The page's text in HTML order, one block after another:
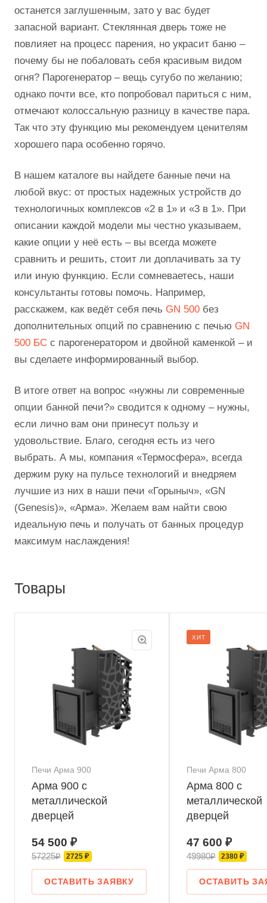
останется заглушенным, зато у вас будет
запасной вариант. Стеклянная дверь тоже не
повлияет на процесс парения, но украсит баню –
почему бы не побаловать себя красивым видом
огня? Парогенератор – вещь сугубо по желанию;
однако почти все, кто попробовал париться с ним,
отмечают колоссальную разницу в качестве пара.
Так что эту функцию мы рекомендуем ценителям
хорошего пара особенно горячо.
В нашем каталоге вы найдете банные печи на
любой вкус: от простых надежных устройств до
технологичных комплексов «2 в 1» и «3 в 1». При
описании каждой модели мы честно указываем,
какие опции у неё есть – вы всегда можете
сравнить и решить, стоит ли доплачивать за ту
или иную функцию. Если сомневаетесь, наши
консультанты готовы помочь. Например,
расскажем, как ведёт себя печь GN 500 без
дополнительных опций по сравнению с печью GN
500 БС с парогенератором и двойной каменкой – и
вы сделаете информированный выбор.
В итоге ответ на вопрос «нужны ли современные
опции банной печи?» сводится к одному – нужны,
если лично вам они принесут пользу и
удовольствие. Благо, сегодня есть из чего
выбрать. А мы, компания «Термосфера», всегда
держим руку на пульсе технологий и внедряем
лучшие из них в наши печи «Горыныч», «GN
(Genesis)», «Арма». Желаем вам найти свою
идеальную печь и получать от банных процедур
максимум наслаждения!
Товары
Печи Арма 900
Арма 900 с
металлической
дверцей
54 500 ₽
57225₽ 2725 ₽
ОСТАВИТЬ ЗАЯВКУ
ХИТ
Печи Арма 800
Арма 800 с
металлической
дверцей
47 600 ₽
49980₽ 2380 ₽
ОСТАВИТЬ